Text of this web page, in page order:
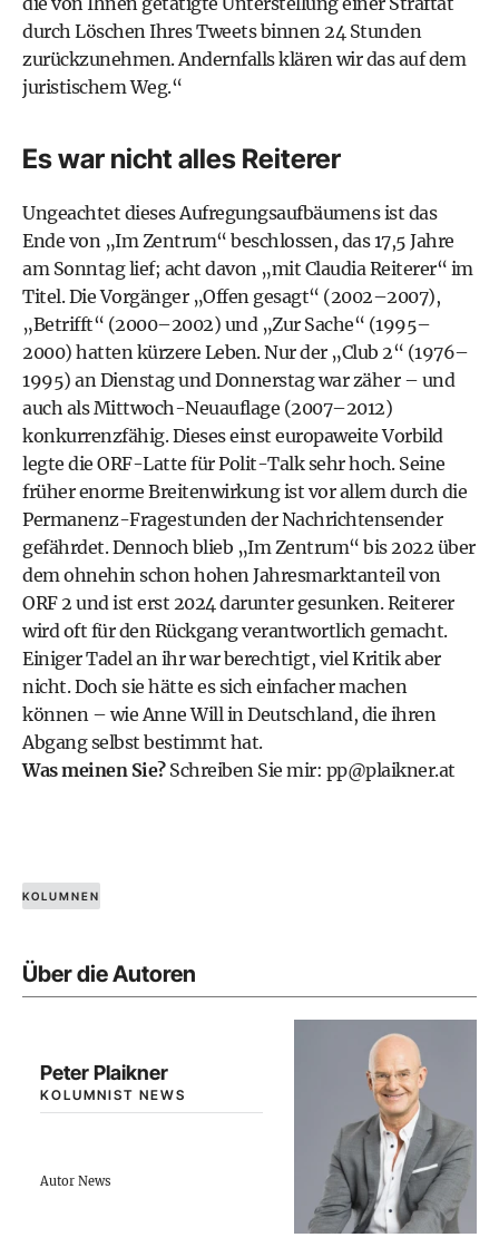
durch Löschen Ihres Tweets binnen 24 Stunden
zurückzunehmen. Andernfalls klären wir das auf dem
juristischem Weg.“
Es war nicht alles Reiterer
Ungeachtet dieses Aufregungsaufbäumens ist das
Ende von „Im Zentrum“ beschlossen, das 17,5 Jahre
am Sonntag lief; acht davon „mit Claudia Reiterer“ im
Titel. Die Vorgänger „Offen gesagt“ (2002–2007),
„Betrifft“ (2000–2002) und „Zur Sache“ (1995–
2000) hatten kürzere Leben. Nur der „Club 2“ (1976–
1995) an Dienstag und Donnerstag war zäher – und
auch als Mittwoch-Neuauflage (2007–2012)
konkurrenzfähig. Dieses einst europaweite Vorbild
legte die ORF-Latte für Polit-Talk sehr hoch. Seine
früher enorme Breitenwirkung ist vor allem durch die
Permanenz-Fragestunden der Nachrichtensender
gefährdet. Dennoch blieb „Im Zentrum“ bis 2022 über
dem ohnehin schon hohen Jahresmarktanteil von
ORF 2 und ist erst 2024 darunter gesunken. Reiterer
wird oft für den Rückgang verantwortlich gemacht.
Einiger Tadel an ihr war berechtigt, viel Kritik aber
nicht. Doch sie hätte es sich einfacher machen
können – wie Anne Will in Deutschland, die ihren
Abgang selbst bestimmt hat.
Was meinen Sie?Schreiben Sie mir: pp@plaikner.at
KOLUMNEN
Über die Autoren
Peter Plaikner
KOLUMNIST NEWS
Autor News